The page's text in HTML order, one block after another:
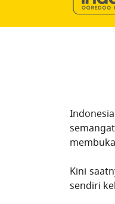
Kini
sendiri